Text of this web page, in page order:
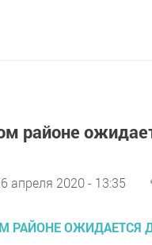
районе
апреля 2020 - 13:35